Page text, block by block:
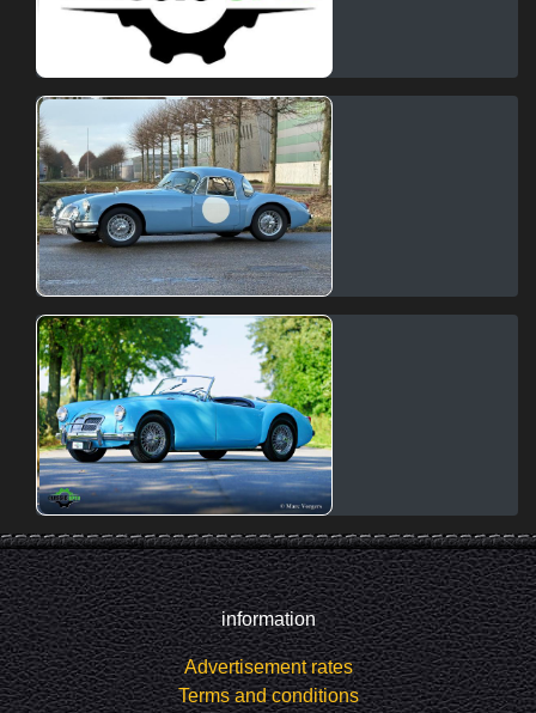
information
Advertisement rates
Terms and conditions